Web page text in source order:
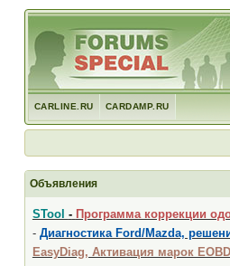
CARLINE.RU CARDAMP.RU
Объявления
STool - Программа коррекции
- Диагностика Ford/Mazda,
EasyDiag, Активация марок